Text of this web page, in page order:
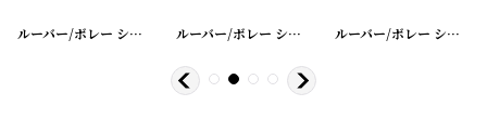
] [20200401-24 ]
ルーバー/ボレー シャッター シングル [20200401-23 ]
ルーバー/ボレー シャッター シングル [20200401-17
ルーバー/ボレー シャッター シングル